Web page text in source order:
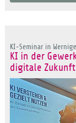
KI-Seminar in
KI in der
digitale Zukunft